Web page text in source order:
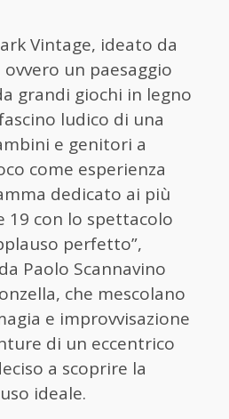
Vintage, ideato da
un paesaggio
grandi giochi in legno
ludico di una
e genitori a
come esperienza
dedicato ai più
19 con lo spettacolo
perfetto”,
Paolo Scannavino
che mescolano
e improvvisazione
di un eccentrico
a scoprire la
ideale.